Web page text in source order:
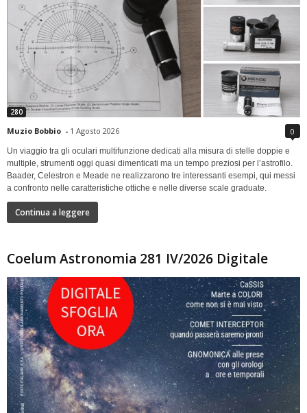
280
Muzio Bobbio - 1 Agosto 2026 0
Un viaggio tra gli oculari multifunzione dedicati alla misura di stelle doppie e
multiple, strumenti oggi quasi dimenticati ma un tempo preziosi per l’astrofilo.
Baader, Celestron e Meade ne realizzarono tre interessanti esempi, qui messi
a confronto nelle caratteristiche ottiche e nelle diverse scale graduate.
Continua a leggere
Coelum Astronomia 281 IV/2026 Digitale